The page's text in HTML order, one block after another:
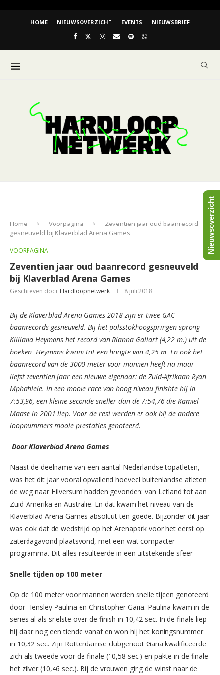
HOME NIEUWSOVERZICHT EVENTS NIEUWSBRIEF
Home Voorpagina
Zeventien jaar oud baanrecord
gesneuveld bij Klaverblad Arena Games
VOORPAGINA
Zeventien jaar oud baanrecord gesneuveld
bij Klaverblad Arena Games
Geschreven door Hardloopnetwerk 8 juli 2018
Bij de Klaverblad Arena Games 2018 zijn er twee GAC-
baanrecords gesneuveld. Bij het polsstokhoogspringen sprong
Killiana Heymans het record van Rianna Galiart (4,22 m.) uit de
boeken. Heymans kwam tot een hoogte van 4,25 m. En ook het
baanrecord van de 3000 meter voor mannen heeft na maar
liefst zeventien jaar een nieuwe eigenaar: de Zuid-Afrikaan Ryan
Mphahlele. In een mooie race van hoog niveau finishte hij in
7:53,96, een kleine seconde sneller dan de 7:54,76 die Kamiel
Maase in 2001 liep. Voor de rest werden er ook bij de andere
loopnummers mooie prestaties genoteerd.
Door Klaverblad Arena Games
Naast de deelname van een aantal Nederlandse topatleten,
was het dit jaar vooral opvallend hoeveel buitenlandse atleten
de weg naar Hilversum hadden gevonden: van Letland tot aan
Zuid-Amerika en Australië. En dat kwam het niveau van de
Klaverblad Arena Games absoluut ten goede. Bijzonder dit jaar
was ook dat de wedstrijd op het Arenapark voor het eerst op
zaterdagavond plaatsvond, met een wat compacter
programma. Dit alles resulteerde in een uitstekende sfeer.
Snelle tijden op 100 meter
Op de 100 meter voor mannen werden snelle tijden genoteerd
door Hensley Paulina en Christopher Garia. Paulina kwam in de
series al als snelste over de finish in 10,42 sec. In de finale liep
hij daar nog een tiende vanaf en won hij het koningsnummer
in 10,32 sec. Zijn Rotterdamse clubgenoot Garia kwalificeerde
zich als tweede voor de finale (10,58 sec.) en pakte in de finale
het zilver (10,46 sec.). Bij de vrouwen ging de winst naar de
Nieuwsoverzicht